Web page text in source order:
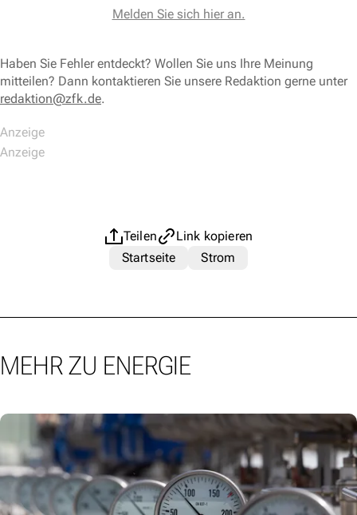
Melden Sie sich hier an.
Haben Sie Fehler entdeckt? Wollen Sie uns Ihre Meinung
mitteilen? Dann kontaktieren Sie unsere Redaktion gerne unter
redaktion@zfk.de.
Teilen
Link kopieren
Startseite
Strom
MEHR ZU ENERGIE